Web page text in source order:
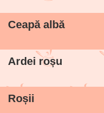
Ceapă albă
Ardei roșu
Roșii